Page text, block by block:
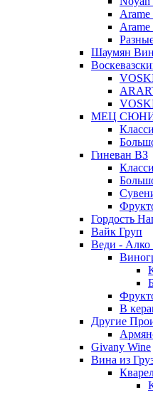
Шаумян Вин
МЕЦ
Гиневан ВЗ
Гордость
Вайк Груп
Веди -
В
Другие
Givany Wine
Вина из